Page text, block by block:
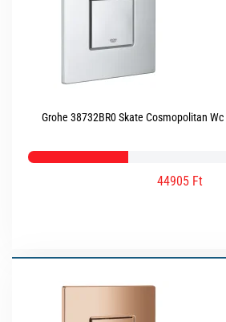
Grohe 38732BR0 Skate Cosmopolitan
44905 Ft